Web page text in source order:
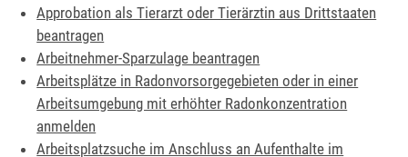
Approbation als Tierarzt oder Tierärztin aus Drittstaaten
beantragen
Arbeitnehmer-Sparzulage beantragen
Arbeitsplätze in Radonvorsorgegebieten oder in einer
Arbeitsumgebung mit erhöhter Radonkonzentration
anmelden
Arbeitsplatzsuche im Anschluss an Aufenthalte im